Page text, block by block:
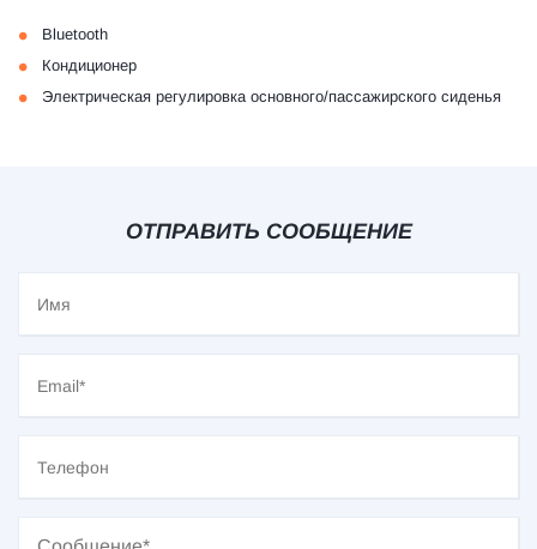
• Bluetooth
• Кондиционер
• Электрическая регулировка основного/пассажирского сиденья
ОТПРАВИТЬ СООБЩЕНИЕ